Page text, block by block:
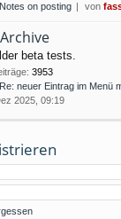
Notes on posting von
beta tests.
: 3953
Re: neuer Eintrag im Menü
2025, 09:19